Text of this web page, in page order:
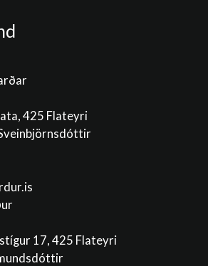
425 Flateyri
17, 425 Flateyri